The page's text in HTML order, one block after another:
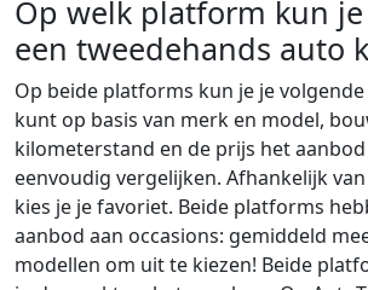
Op welk platform kun
een tweedehands auto
Op beide platforms kun je je volgende
kunt op basis van merk en model,
kilometerstand en de prijs het
eenvoudig vergelijken. Afhankelijk
kies je je favoriet. Beide platforms
aanbod aan occasions: gemiddeld
modellen om uit te kiezen! Beide